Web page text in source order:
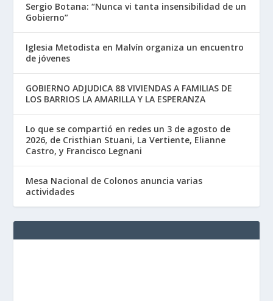
Sergio Botana: “Nunca vi tanta insensibilidad de un
Gobierno”
Iglesia Metodista en Malvín organiza un encuentro
de jóvenes
GOBIERNO ADJUDICA 88 VIVIENDAS A FAMILIAS DE
LOS BARRIOS LA AMARILLA Y LA ESPERANZA
Lo que se compartió en redes un 3 de agosto de
2026, de Cristhian Stuani, La Vertiente, Elianne
Castro, y Francisco Legnani
Mesa Nacional de Colonos anuncia varias
actividades